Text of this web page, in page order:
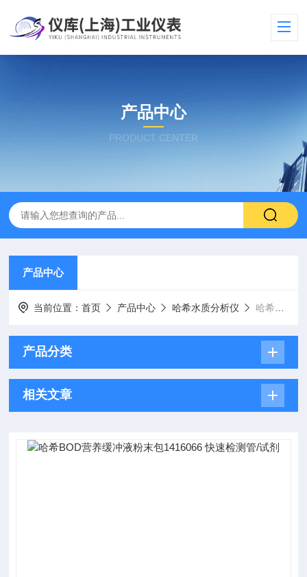
产品中心
PRODUCT CENTER
产品中心
当前位置：首页 产品中心 哈希水质分析仪 哈希BOD测定仪
产品分类
相关文章